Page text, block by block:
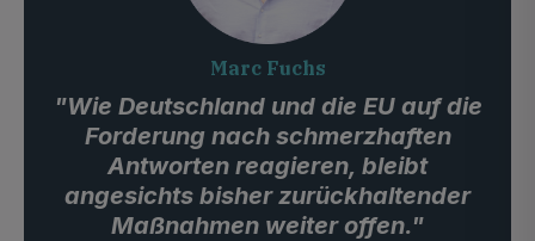
Marc Fuchs
"Wie Deutschland und die EU auf die
Forderung nach schmerzhaften
Antworten reagieren, bleibt
angesichts bisher zurückhaltender
Maßnahmen weiter offen."